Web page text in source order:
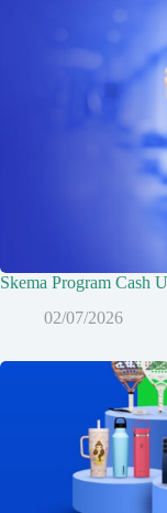
Skema Program Cash
02/07/2026